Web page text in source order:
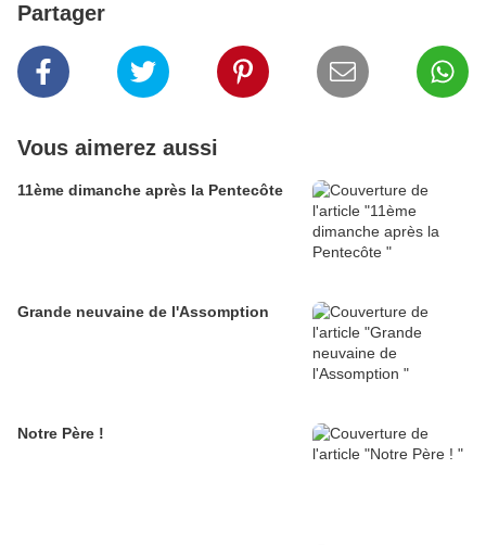
Partager
Vous aimerez aussi
11ème dimanche après la Pentecôte
Grande neuvaine de l'Assomption
Notre Père !